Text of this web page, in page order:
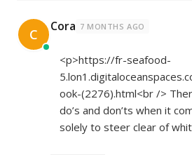
C Cora 7 MONTHS AGO
<p>https://fr-seafood-
ook-(2276).html<br />
do’s and don’ts when it
solely to steer clear of